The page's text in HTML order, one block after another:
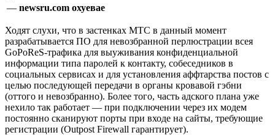
— newsru.com охуевае
Ходят слухи, что в застенках МТС в данный момент
разрабатывается ПО для невозбранной перлюстрации всея
GоPоRеS-трафика для выуживания конфиденциальной
информации типа паролей к контакту, собеседников в
социальных сервисах и для установления аффтарства постов с
целью последующей передачи в органы кровавой гэбни
(оттого и невозбранно). Более того, часть адского плана уже
нехило так работает — при подключении через их модем
постоянно сканируют порты при входе на сайты, требующие
регистрации (Outpost Firewall гарантирует).